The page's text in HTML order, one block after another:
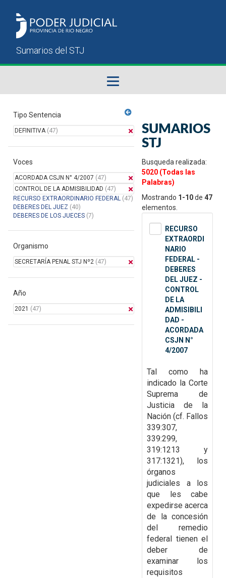
Sumarios del STJ
Manual del Usuario
Tipo Sentencia
DEFINITIVA(47)
Voces
ACORDADA CSJN N° 4/2007 (47)
CONTROL DE LA ADMISIBILIDAD (47)
RECURSO EXTRAORDINARIO FEDERAL (47)
DEBERES DEL JUEZ (40)
DEBERES DE LOS JUECES (7)
Organismo
SECRETARÍA PENAL STJ Nº2 (47)
Año
2021 (47)
SUMARIOS
STJ
Busqueda realizada:
5020 (Todas las
Palabras)
Mostrando 1-10de 47
elementos.
RECURSO
EXTRAORDI
NARIO
FEDERAL -
DEBERES
DEL JUEZ -
CONTROL
DE LA
ADMISIBILI
DAD -
ACORDADA
CSJN N°
4/2007
Tal como ha
indicado la Corte
Suprema de
Justicia de la
Nación (cf. Fallos
339:307,
339:299,
319:1213 y
317:1321), los
órganos
judiciales a los
que les cabe
expedirse acerca
de
la concesión
del remedio
federal tienen el
deber de
examinar los
requisitos